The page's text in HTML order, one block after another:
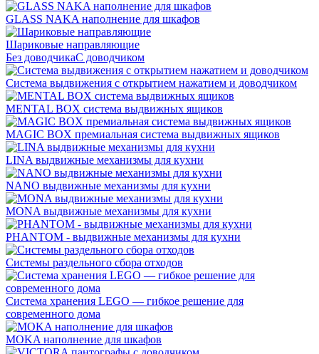
GLASS NAKA наполнение для шкафов
Шариковые направляющие
Без доводчикаС доводчиком
Система выдвижения с открытием нажатием и доводчиком
MENTAL BOX система выдвижных ящиков
MAGIC BOX премиальная система выдвижных ящиков
LINA выдвижные механизмы для кухни
NANO выдвижные механизмы для кухни
MONA выдвижные механизмы для кухни
PHANTOM - выдвижные механизмы для кухни
Системы раздельного сбора отходов
Система хранения LEGO — гибкое решение для
современного дома
MOKA наполнение для шкафов